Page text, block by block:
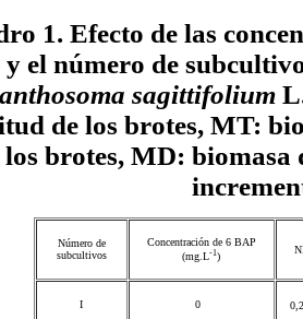
1. Efecto de las
y el número de
sagittifolium
de los brotes, MT:
los brotes, MD:
Número de
subcultivos
Concentración de 6 BAP
(mg.L-1)
I 0